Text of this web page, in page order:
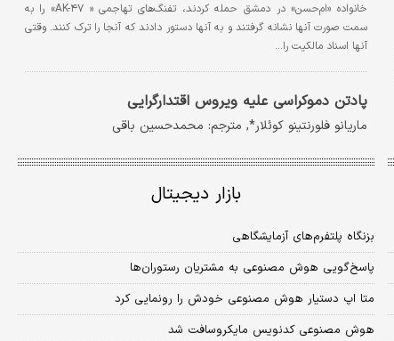
خانواده «ام‌حسن» در دمشق حمله کردند، تفنگ‌های تهاجمی « AK-۴۷» را به
سمت صورت آنها نشانه گرفتند و به آنها دستور دادند که آنجا را ترک کنند. وقتی
آنها اسناد مالکیت را…
پادتن دموکراسی علیه ویروس اقتدارگرایی
ماریانو فلورنتینو کوئلار*, مترجم: محمد‌حسین باقی
بازار دیجیتال
بزنگاه پلتفرم‌های آزمایشگاهی
پاسخ‌گویی هوش مصنوعی به مشتریان رستوران‌ها
متا اپ دستیار هوش مصنوعی خودش را رونمایی کرد
هوش مصنوعی کدنویس مایکروسافت شد